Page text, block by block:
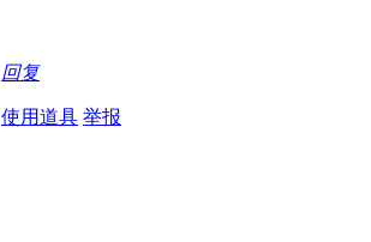
回复
使用道具 举报